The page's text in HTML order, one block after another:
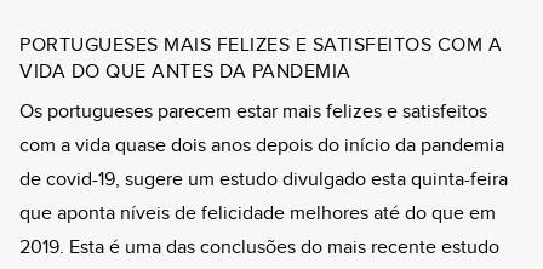
PORTUGUESES MAIS FELIZES E SATISFEITOS COM A
VIDA DO QUE ANTES DA PANDEMIA
Os portugueses parecem estar mais felizes e satisfeitos
com a vida quase dois anos depois do início da pandemia
de covid-19, sugere um estudo divulgado esta quinta-feira
que aponta níveis de felicidade melhores até do que em
2019. Esta é uma das conclusões do mais recente estudo